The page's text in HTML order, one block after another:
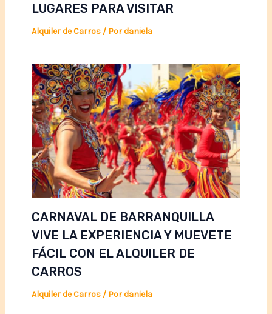
LUGARES PARA VISITAR
Alquiler de Carros/ Pordaniela
CARNAVAL DE BARRANQUILLA
VIVE LA EXPERIENCIA Y MUEVETE
FÁCIL CON EL ALQUILER DE
CARROS
Alquiler de Carros/ Pordaniela